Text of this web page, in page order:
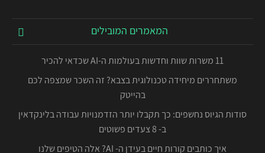
המאמרים המובילים
11 משרות שוות וחדשות בעולמות ה-AI שכדאי להכיר
משתחררים מיחידה טכנולוגית בצבא? זה השכר שמצפה לכם
בהייטק
סודות הגיוס נחשפים: כך תקבלו יותר הזדמנויות עבודה בלינקדאין
ב- 8 צעדים פשוטים
איך כותבים קורות חיים בעידן ה- AI? אלה הטיפים שלנו